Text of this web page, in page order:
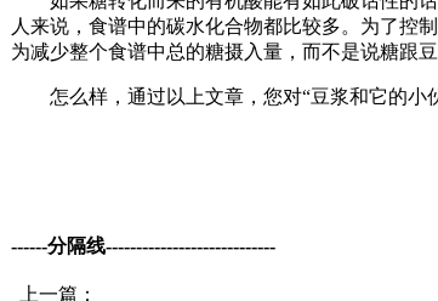
人来说，食谱中的碳水化合物都比较多。为了控
为减少整个食谱中总的糖摄入量，而不是说糖跟
怎么样，通过以上文章，您对“豆浆和它的小
------分隔线----------------------------
上一篇：